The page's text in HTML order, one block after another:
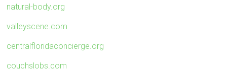
natural-body.org
valleyscene.com
centralfloridaconcierge.org
couchslobs.com